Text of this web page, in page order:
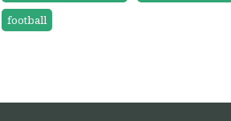
football